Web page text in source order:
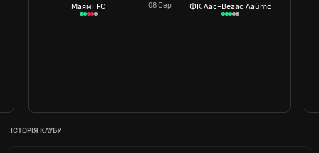
Маямі FC 08 Сер ФК Лас-Вегас Лайтс
ІСТОРІЯ КЛУБУ